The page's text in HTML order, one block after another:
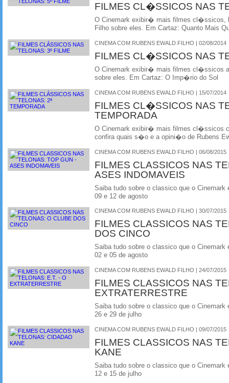
FILMES CL�SSICOS NAS
O Cinemark exibir� mais filmes cl�ssicos,
Filho sobre eles. Em Cartaz: Quanto Mais
CINEMA COM RUBENS EWALD FILHO | 02/08/2014
FILMES CL�SSICOS NAS
O Cinemark exibir� mais filmes cl�ssicos
sobre eles. Em Cartaz: O Imp�rio do Sol
CINEMA COM RUBENS EWALD FILHO | 15/07/2014
FILMES CL�SSICOS NAS
TEMPORADA
O Cinemark exibir� mais filmes cl�ssicos
confira quais s�o e a opini�o de Rubens
CINEMA COM RUBENS EWALD FILHO | 06/08/2015
FILMES CLASSICOS NAS
ASES INDOMAVEIS
Saiba tudo sobre o classico que o
09 e 12 de agosto
CINEMA COM RUBENS EWALD FILHO | 30/07/2015
FILMES CLASSICOS NAS
DOS CINCO
Saiba tudo sobre o classico que o
02 e 05 de agosto
CINEMA COM RUBENS EWALD FILHO | 24/07/2015
FILMES CLASSICOS NAS
EXTRATERRESTRE
Saiba tudo sobre o classico que o
26 e 29 de julho
CINEMA COM RUBENS EWALD FILHO | 09/07/2015
FILMES CLASSICOS NAS
KANE
Saiba tudo sobre o classico que o
12 e 15 de julho